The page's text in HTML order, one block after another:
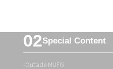
Special Content
Outside MUFG